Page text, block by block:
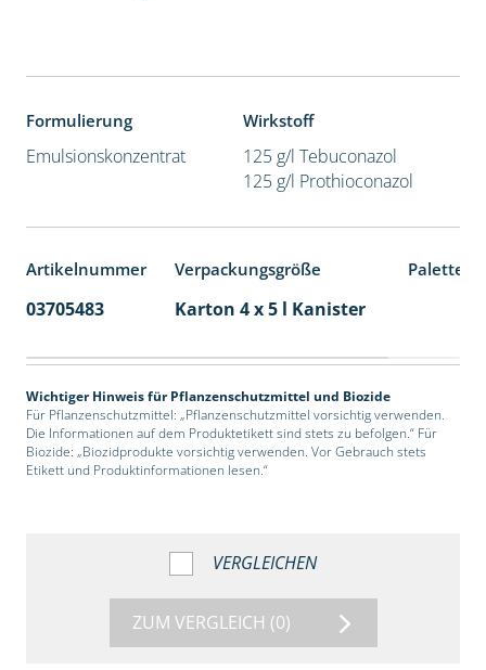
Formulierung
Emulsionskonzentrat
Wirkstoff
125 g/l Tebuconazol
125 g/l Prothioconazol
Artikelnummer Verpackungsgröße
03705483 Karton 4 x 5 l Kanister
Wichtiger Hinweis für Pflanzenschutzmittel und Biozide
Für Pflanzenschutzmittel: „Pflanzenschutzmittel vorsichtig verwenden.
Die Informationen auf dem Produktetikett sind stets zu befolgen.“ Für
Biozide: „Biozidprodukte vorsichtig verwenden. Vor Gebrauch stets
Etikett und Produktinformationen lesen.“
VERGLEICHEN
ZUM VERGLEICH (0)